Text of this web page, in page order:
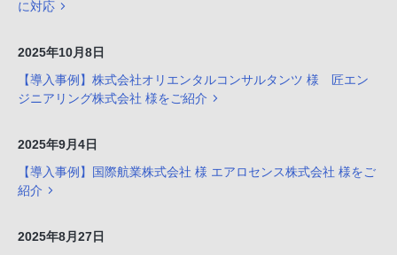
に対応
2025年10月8日
【導入事例】株式会社オリエンタルコンサルタンツ 様 匠エン
ジニアリング株式会社 様をご紹介
2025年9月4日
【導入事例】国際航業株式会社 様 エアロセンス株式会社 様をご
紹介
2025年8月27日